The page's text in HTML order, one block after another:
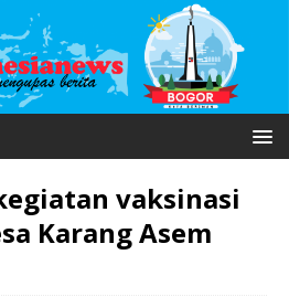
vaksinasi
Karang Asem